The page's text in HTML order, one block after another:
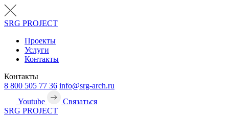
SRG PROJECT
Проекты
Услуги
Контакты
Контакты
8 800 505 77 36 info@srg-arch.ru
Youtube
Связаться
SRG PROJECT